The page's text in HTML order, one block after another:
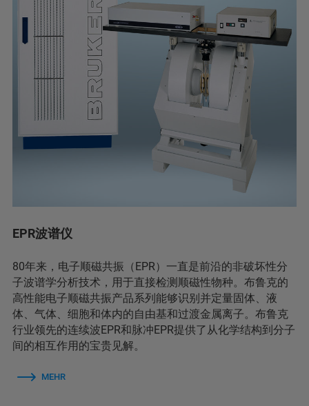
EPR波谱仪
80年来，电子顺磁共振（EPR）一直是前沿的非破坏性分
子波谱学分析技术，用于直接检测顺磁性物种。布鲁克的
高性能电子顺磁共振产品系列能够识别并定量固体、液
体、气体、细胞和体内的自由基和过渡金属离子。布鲁克
行业领先的连续波EPR和脉冲EPR提供了从化学结构到分子
间的相互作用的宝贵见解。
MEHR